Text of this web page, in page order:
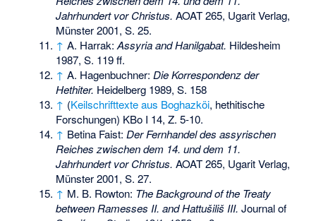
Jahrhundert vor Christus. AOAT 265, Ugarit Verlag,
Münster 2001, S. 25.
↑ A. Harrak:Assyria and Hanilgabat. Hildesheim
1987, S. 119 ff.
↑ A. Hagenbuchner:Die Korrespondenz der
Hethiter. Heidelberg 1989, S. 158
↑ (Keilschrifttexte aus Boghazköi, hethitische
Forschungen) KBo I 14, Z. 5-10.
↑ Betina Faist:Der Fernhandel des assyrischen
Reiches zwischen dem 14. und dem 11.
Jahrhundert vor Christus. AOAT 265, Ugarit Verlag,
Münster 2001, S. 27.
↑ M. B. Rowton: The Background of the Treaty
between Ramesses II. and Hattušiliš III. Journal of